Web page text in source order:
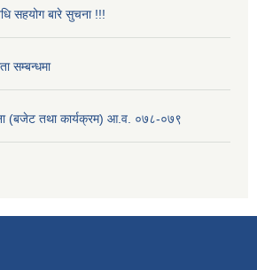
सहयोग बारे सुचना !!!
सम्बन्धमा
(बजेट तथा कार्यक्रम) आ.व. ०७८-०७९